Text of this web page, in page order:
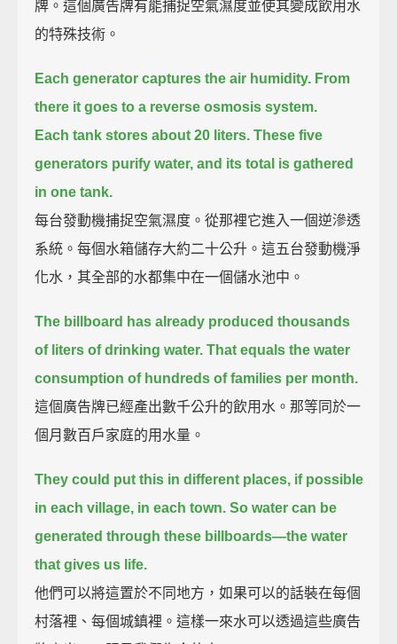
牌。這個廣告牌有能捕捉空氣濕度並使其變成飲用水
的特殊技術。
Each generator captures the air humidity. From
there it goes to a reverse osmosis system.
Each tank stores about 20 liters. These five
generators purify water, and its total is gathered
in one tank.
每台發動機捕捉空氣濕度。從那裡它進入一個逆滲透
系統。每個水箱儲存大約二十公升。這五台發動機淨
化水，其全部的水都集中在一個儲水池中。
The billboard has already produced thousands
of liters of drinking water. That equals the water
consumption of hundreds of families per month.
這個廣告牌已經產出數千公升的飲用水。那等同於一
個月數百戶家庭的用水量。
They could put this in different places, if possible
in each village, in each town. So water can be
generated through these billboards—the water
that gives us life.
他們可以將這置於不同地方，如果可以的話裝在每個
村落裡、每個城鎮裡。這樣一來水可以透過這些廣告